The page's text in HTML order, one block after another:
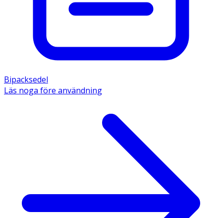
Bipacksedel
Läs noga före användning